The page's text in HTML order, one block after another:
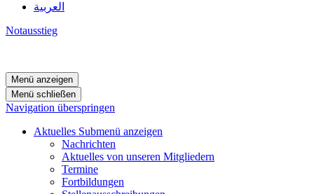
العربية
Notausstieg
Menü anzeigen
Menü schließen
Navigation überspringen
Aktuelles Submenü anzeigen
Nachrichten
Aktuelles von unseren Mitgliedern
Termine
Fortbildungen